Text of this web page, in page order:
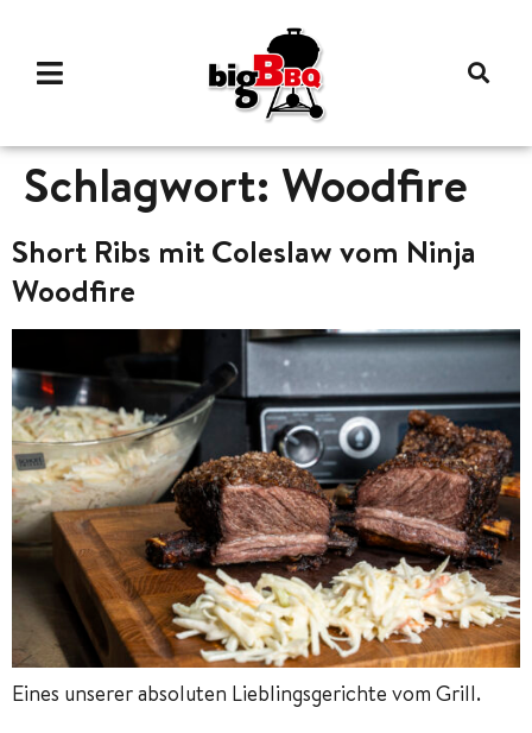
Schlagwort: Woodfire
Short Ribs mit Coleslaw vom Ninja
Woodfire
Eines unserer absoluten Lieblingsgerichte vom Grill.